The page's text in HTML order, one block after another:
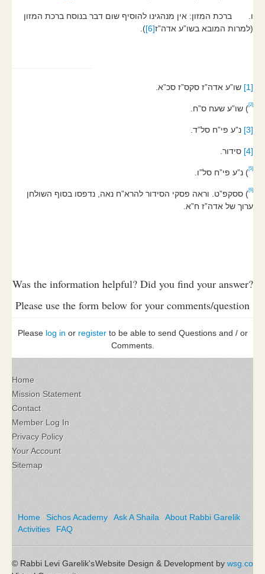
ו. ברכת המזון: אין מנהגינו להוסיף שום דבר בנוסח ברכת המזון
(למרות המובא בשו”ע אדה”ז[6]
).
[1] שו”ע אדה”ז סקס”ז סכ”א.
[2] ) שו”ע שעח ס”ח.
[3] נ”ע פי”ח סל”ד.
[4] סידור.
[5] ) נ”ע פי”ח סל”ו.
[6]
) ססקפ”ט. וראה פסקי הסידור להרא”ח נאה, נדפסו בסוף השולחן
ערוך של אדה”ז ח”א.
Was the information helpful? Did you find your answer?
Please use the form below for your comments/question
Please log in or registerto be able to send Questions and / or
Comments.
Home
Mission Statement
Contact
Member Log In
Privacy Policy
Your Account
Sitemap
Home Sichos Academy Ask A Shaila
About Rabbi Garelik
Activities
FAQ
Website Design & Development by wsg.co
© Rabbi Levi Garelik's